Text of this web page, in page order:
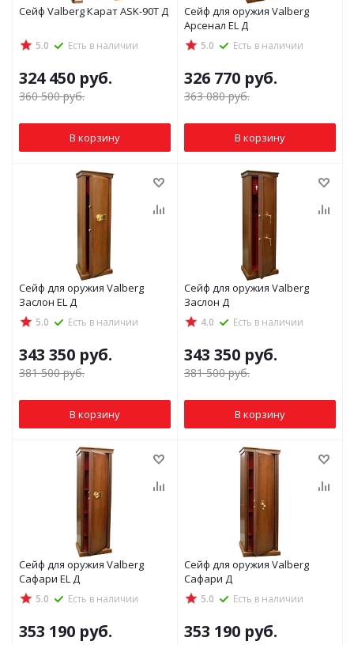
Сейф Valberg Карат ASK-90Т Д
5.0 Есть в наличии
324 450 руб.
360 500руб.
В корзину
Сейф для оружия Valberg
Арсенал EL Д
5.0 Есть в наличии
326 770 руб.
363 080руб.
В корзину
Сейф для оружия Valberg
Заслон EL Д
5.0 Есть в наличии
343 350 руб.
381 500руб.
В корзину
Сейф для оружия Valberg
Заслон Д
4.0 Есть в наличии
343 350 руб.
381 500руб.
В корзину
Сейф для оружия Valberg
Сафари EL Д
5.0 Есть в наличии
353 190 руб.
Сейф для оружия Valberg
Сафари Д
5.0 Есть в наличии
353 190 руб.